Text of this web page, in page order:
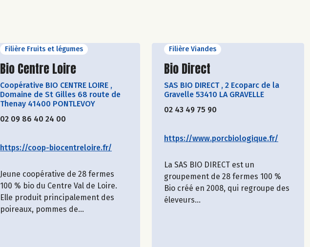
Filière Fruits et légumes
Découvrir le producteur
Bio Centre Loire
Coopérative BIO CENTRE LOIRE ,
Domaine de St Gilles 68 route de
Thenay 41400 PONTLEVOY
02 09 86 40 24 00
https://coop-biocentreloire.fr/
Jeune coopérative de 28 fermes
100 % bio du Centre Val de Loire.
Elle produit principalement des
poireaux, pommes de...
Filière Viandes
Découvrir le producteur
Bio Direct
SAS BIO DIRECT , 2 Ecoparc de la
Gravelle 53410 LA GRAVELLE
02 43 49 75 90
https://www.porcbiologique.fr/
La SAS BIO DIRECT est un
groupement de 28 fermes 100 %
Bio créé en 2008, qui regroupe des
éleveurs...